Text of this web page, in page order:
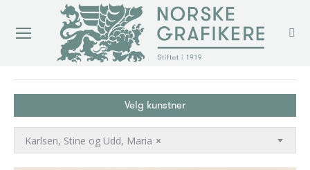
Velg kunstner
×
Karlsen, Stine og Udd, Maria